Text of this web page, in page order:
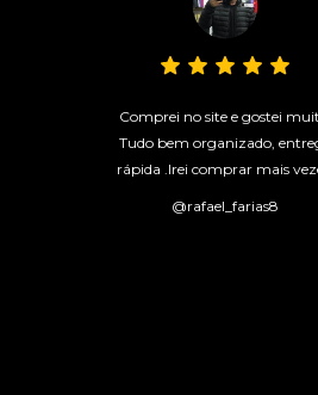
Comprei no site e gostei
Tudo bem organizado,
rápida .Irei comprar mais
@rafael_farias8